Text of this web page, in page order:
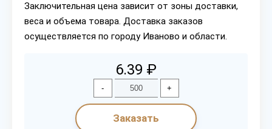
Заключительная цена зависит от зоны доставки,
веса и объема товара. Доставка заказов
осуществляется по городу Иваново и области.
6.39 ₽
- +
Заказать